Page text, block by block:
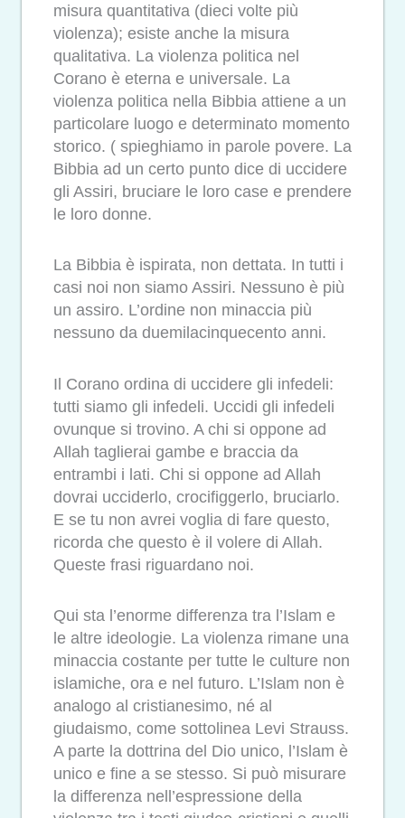
misura quantitativa (dieci volte più
violenza); esiste anche la misura
qualitativa. La violenza politica nel
Corano è eterna e universale. La
violenza politica nella Bibbia attiene a un
particolare luogo e determinato momento
storico. ( spieghiamo in parole povere. La
Bibbia ad un certo punto dice di uccidere
gli Assiri, bruciare le loro case e prendere
le loro donne.
La Bibbia è ispirata, non dettata. In tutti i
casi noi non siamo Assiri. Nessuno è più
un assiro. L’ordine non minaccia più
nessuno da duemilacinquecento anni.
Il Corano ordina di uccidere gli infedeli:
tutti siamo gli infedeli. Uccidi gli infedeli
ovunque si trovino. A chi si oppone ad
Allah taglierai gambe e braccia da
entrambi i lati. Chi si oppone ad Allah
dovrai ucciderlo, crocifiggerlo, bruciarlo.
E se tu non avrei voglia di fare questo,
ricorda che questo è il volere di Allah.
Queste frasi riguardano noi.
Qui sta l’enorme differenza tra l’Islam e
le altre ideologie. La violenza rimane una
minaccia costante per tutte le culture non
islamiche, ora e nel futuro. L’Islam non è
analogo al cristianesimo, né al
giudaismo, come sottolinea Levi Strauss.
A parte la dottrina del Dio unico, l’Islam è
unico e fine a se stesso. Si può misurare
la differenza nell’espressione della